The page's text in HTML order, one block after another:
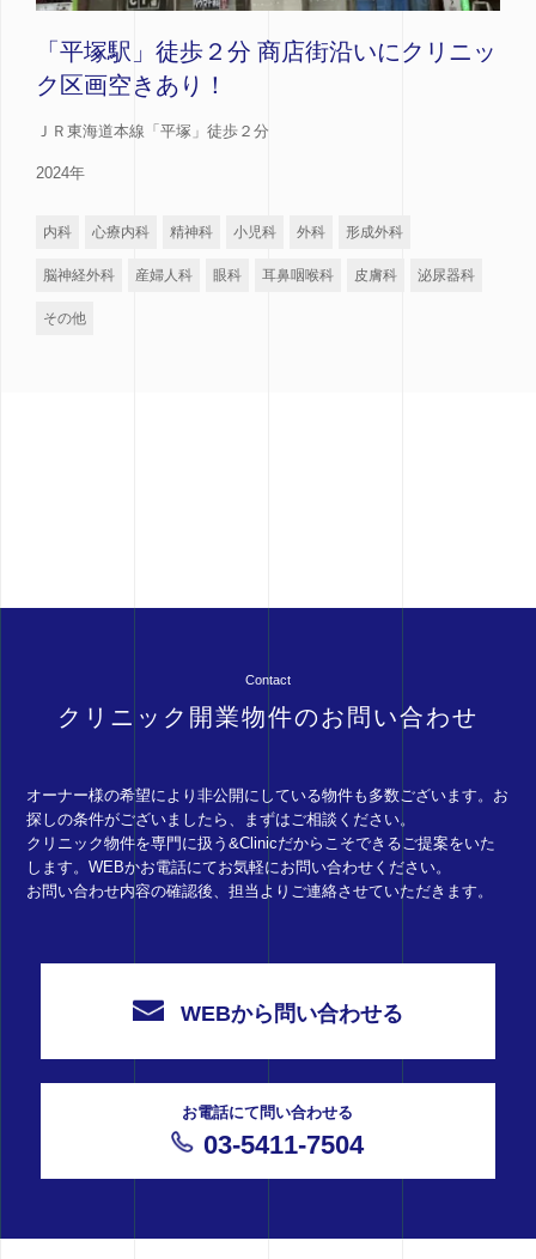
「平塚駅」徒歩２分 商店街沿いにクリニッ
ク区画空きあり！
ＪＲ東海道本線「平塚」徒歩２分
2024年
内科 心療内科 精神科 小児科 外科 形成外科
脳神経外科 産婦人科 眼科 耳鼻咽喉科 皮膚科 泌尿器科
その他
Contact
クリニック開業物件のお問い合わせ
オーナー様の希望により非公開にしている物件も多数ございます。お
探しの条件がございましたら、まずはご相談ください。
クリニック物件を専門に扱う&Clinicだからこそできるご提案をいた
します。WEBかお電話にてお気軽にお問い合わせください。
お問い合わせ内容の確認後、担当よりご連絡させていただきます。
WEBから問い合わせる
お電話にて問い合わせる
03-5411-7504